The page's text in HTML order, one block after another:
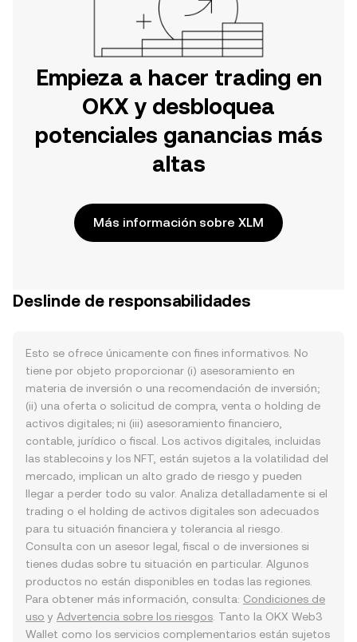
Empieza a hacer trading en
OKX y desbloquea
potenciales ganancias más
altas
Más información sobre XLM
Deslinde de responsabilidades
Esto se ofrece únicamente con fines informativos. No
tiene por objeto proporcionar (i) asesoramiento en
materia de inversión o una recomendación de inversión;
(ii) una oferta o solicitud de compra, venta o holding de
activos digitales; ni (iii) asesoramiento financiero,
contable, jurídico o fiscal. Los activos digitales, incluidas
las stablecoins y los NFT, están sujetos a la volatilidad del
mercado, implican un alto grado de riesgo y pueden
llegar a perder todo su valor. Analiza detalladamente si el
trading o el holding de activos digitales son adecuados
para tu situación financiera y tolerancia al riesgo.
Consulta con un asesor legal, fiscal o de inversiones si
tienes dudas sobre tu situación en particular. Algunos
productos no están disponibles en todas las regiones.
Para obtener más información, consulta: Condiciones de
uso y Advertencia sobre los riesgos . Tanto la OKX Web3
Wallet como los servicios complementarios están sujetos